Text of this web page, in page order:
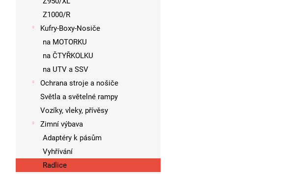
Z1000/R
Kufry-Boxy-Nosiče
na MOTORKU
na ČTYŘKOLKU
na UTV a SSV
Ochrana stroje a nošiče
Světla a světelné rampy
Vozíky, vleky, přívěsy
Zimní výbava
Adaptéry k pásům
Vyhřívání
Radlice